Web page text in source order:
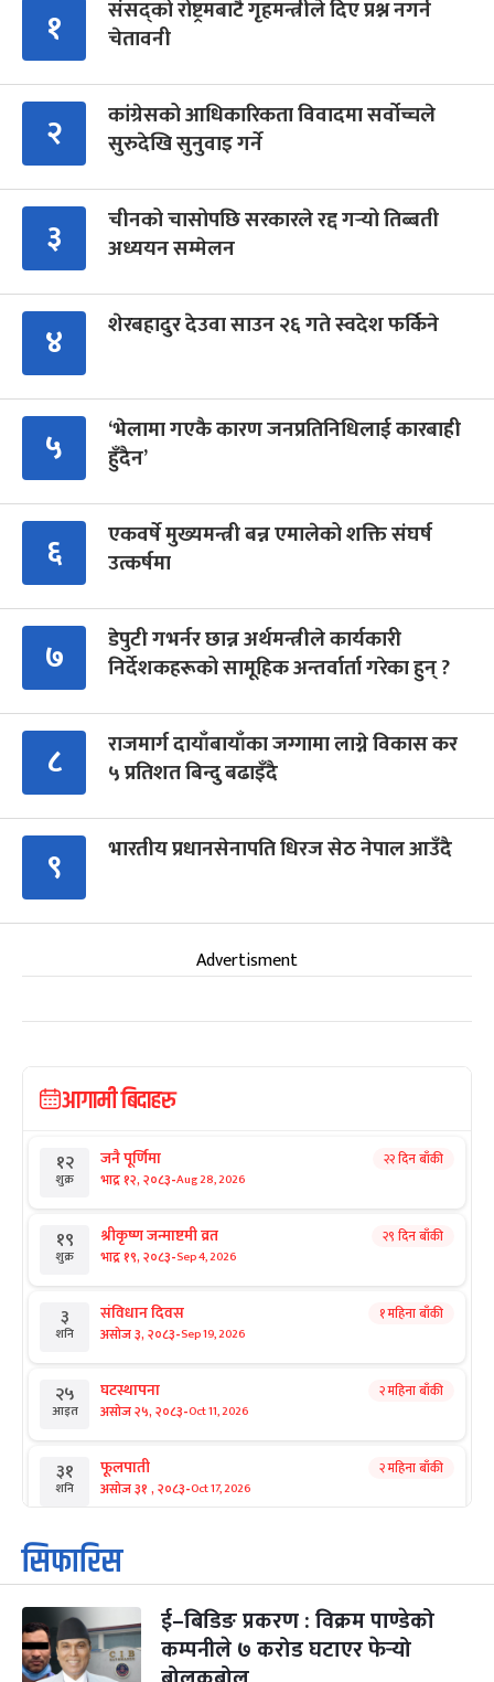
१
संसद्को रोष्ट्रमबाटै गृहमन्त्रीले दिए प्रश्न नगर्न
चेतावनी
२
कांग्रेसको आधिकारिकता विवादमा सर्वोच्चले
सुरुदेखि सुनुवाइ गर्ने
३
चीनको चासोपछि सरकारले रद्द गर्‍यो तिब्बती
अध्ययन सम्मेलन
४ शेरबहादुर देउवा साउन २६ गते स्वदेश फर्किने
५
‘भेलामा गएकै कारण जनप्रतिनिधिलाई कारबाही
हुँदैन’
६
एकवर्षे मुख्यमन्त्री बन्न एमालेको शक्ति संघर्ष
उत्कर्षमा
७
डेपुटी गभर्नर छान्न अर्थमन्त्रीले कार्यकारी
निर्देशकहरूको सामूहिक अन्तर्वार्ता गरेका हुन् ?
८
राजमार्ग दायाँबायाँका जग्गामा लाग्ने विकास कर
५ प्रतिशत बिन्दु बढाइँदै
९ भारतीय प्रधानसेनापति धिरज सेठ नेपाल आउँदै
Advertisment
आगामी बिदाहरु
१२
शुक्र
जनै पूर्णिमा
भाद्र १२, २०८३-Aug 28, 2026
२२ दिन बाँकी
१९
शुक्र
श्रीकृष्ण जन्माष्टमी व्रत
भाद्र १९, २०८३-Sep 4, 2026
२९ दिन बाँकी
३
शनि
संविधान दिवस
असोज ३, २०८३-Sep 19, 2026
१ महिना बाँकी
२५
आइत
घटस्थापना
असोज २५, २०८३-Oct 11, 2026
२ महिना बाँकी
३१
शनि
फूलपाती
असोज ३१ , २०८३-Oct 17, 2026
२ महिना बाँकी
१
आइत
कार्तिक सङ्क्रान्ति
कार्तिक १, २०८३
३
मंगल
महानवमी
कार्तिक ३, २०८३-Oct 20, 2026
२ महिना बाँकी
सिफारिस
ई–बिडिङ प्रकरण : विक्रम पाण्डेको
कम्पनीले ७ करोड घटाएर फेर्‍यो